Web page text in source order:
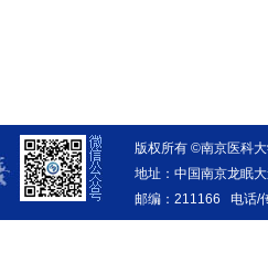
版权所有 ©南京医科
地址：中国南京龙眠
邮编：211166 电话/